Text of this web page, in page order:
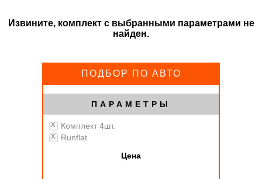
Извините, комплект с выбранными параметрами не
найден.
ПОДБОР ПО АВТО
ПАРАМЕТРЫ
Комплект 4шт.
Runflat
Цена